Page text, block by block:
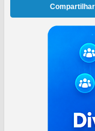
Compartilhar